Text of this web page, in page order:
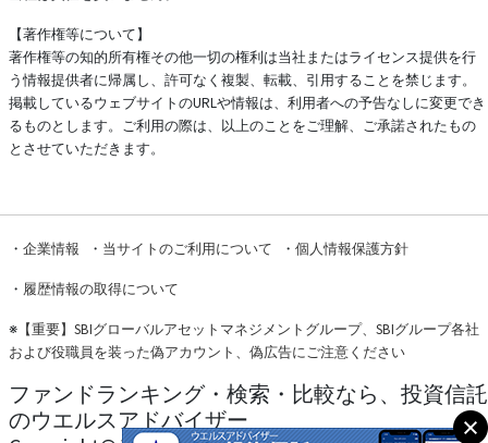
【著作権等について】
著作権等の知的所有権その他一切の権利は当社またはライセンス提供を行
う情報提供者に帰属し、許可なく複製、転載、引用することを禁じます。
掲載しているウェブサイトのURLや情報は、利用者への予告なしに変更でき
るものとします。ご利用の際は、以上のことをご理解、ご承諾されたもの
とさせていただきます。
・ 企業情報 ・ 当サイトのご利用について ・ 個人情報保護方針
・ 履歴情報の取得について
※ 【重要】SBIグローバルアセットマネジメントグループ、SBIグループ各社
および役職員を装った偽アカウント、偽広告にご注意ください
ファンドランキング・検索・比較なら、投資信託
のウエルスアドバイザー